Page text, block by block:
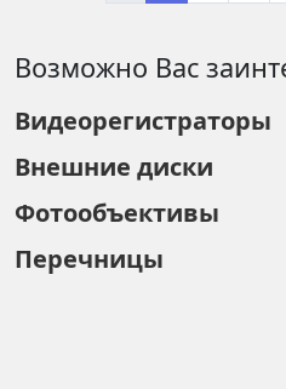
Возможно Вас
Видеорегистраторы
Внешние диски
Фотообъективы
Перечницы